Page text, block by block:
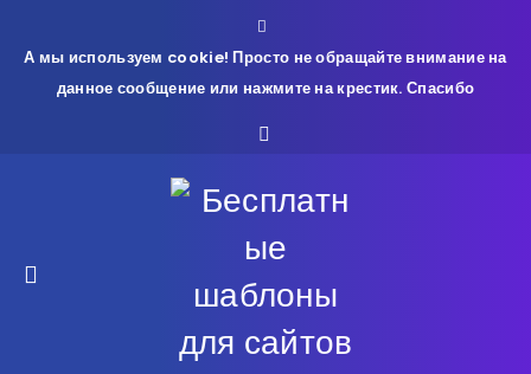
А мы используем cookie! Просто не обращайте внимание на
данное сообщение или нажмите на крестик. Спасибо